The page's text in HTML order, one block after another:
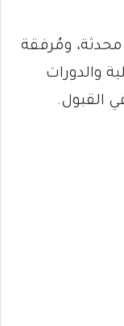
ومُرفقة
والدورات
القبول.